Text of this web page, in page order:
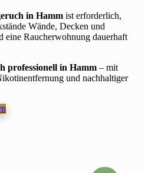
in Hamm ist erforderlich,
Wände, Decken und
eine Raucherwohnung dauerhaft
professionell in Hamm– mit
und nachhaltiger